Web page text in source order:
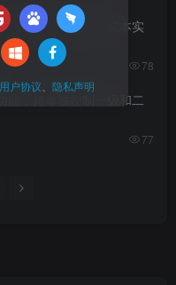
众号登录系统：零成本实
78
能，持单独控制一级和二
77
用户协议 隐私声明